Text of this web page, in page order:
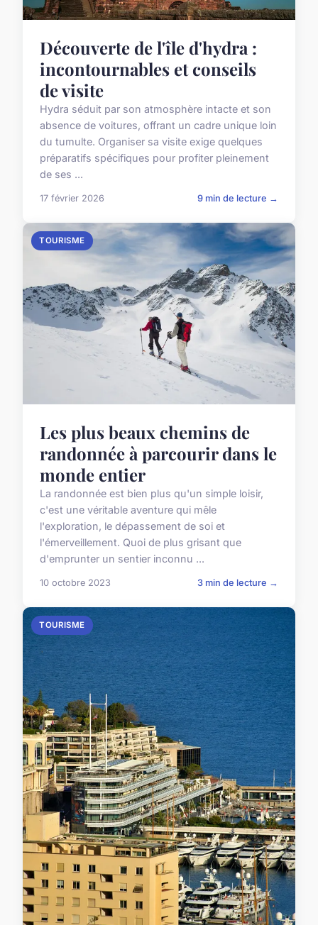
Découverte de l'île d'hydra :
incontournables et conseils
de visite
Hydra séduit par son atmosphère intacte et son
absence de voitures, offrant un cadre unique loin
du tumulte. Organiser sa visite exige quelques
préparatifs spécifiques pour profiter pleinement
de ses ...
17 février 2026 9 min de lecture →
TOURISME
Les plus beaux chemins de
randonnée à parcourir dans le
monde entier
La randonnée est bien plus qu'un simple loisir,
c'est une véritable aventure qui mêle
l'exploration, le dépassement de soi et
l'émerveillement. Quoi de plus grisant que
d'emprunter un sentier inconnu ...
10 octobre 2023 3 min de lecture →
TOURISME